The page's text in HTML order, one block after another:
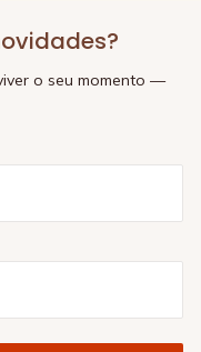
o seu momento —